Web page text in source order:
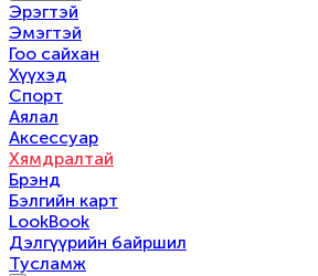
Эрэгтэй
Эмэгтэй
Гоо сайхан
Хүүхэд
Спорт
Аялал
Аксессуар
Хямдралтай
Брэнд
Бэлгийн карт
LookBook
Дэлгүүрийн байршил
Тусламж